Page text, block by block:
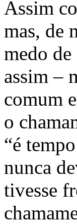
Assim
mas, de
medo
assim –
comum
o
“é
nunca
tivesse